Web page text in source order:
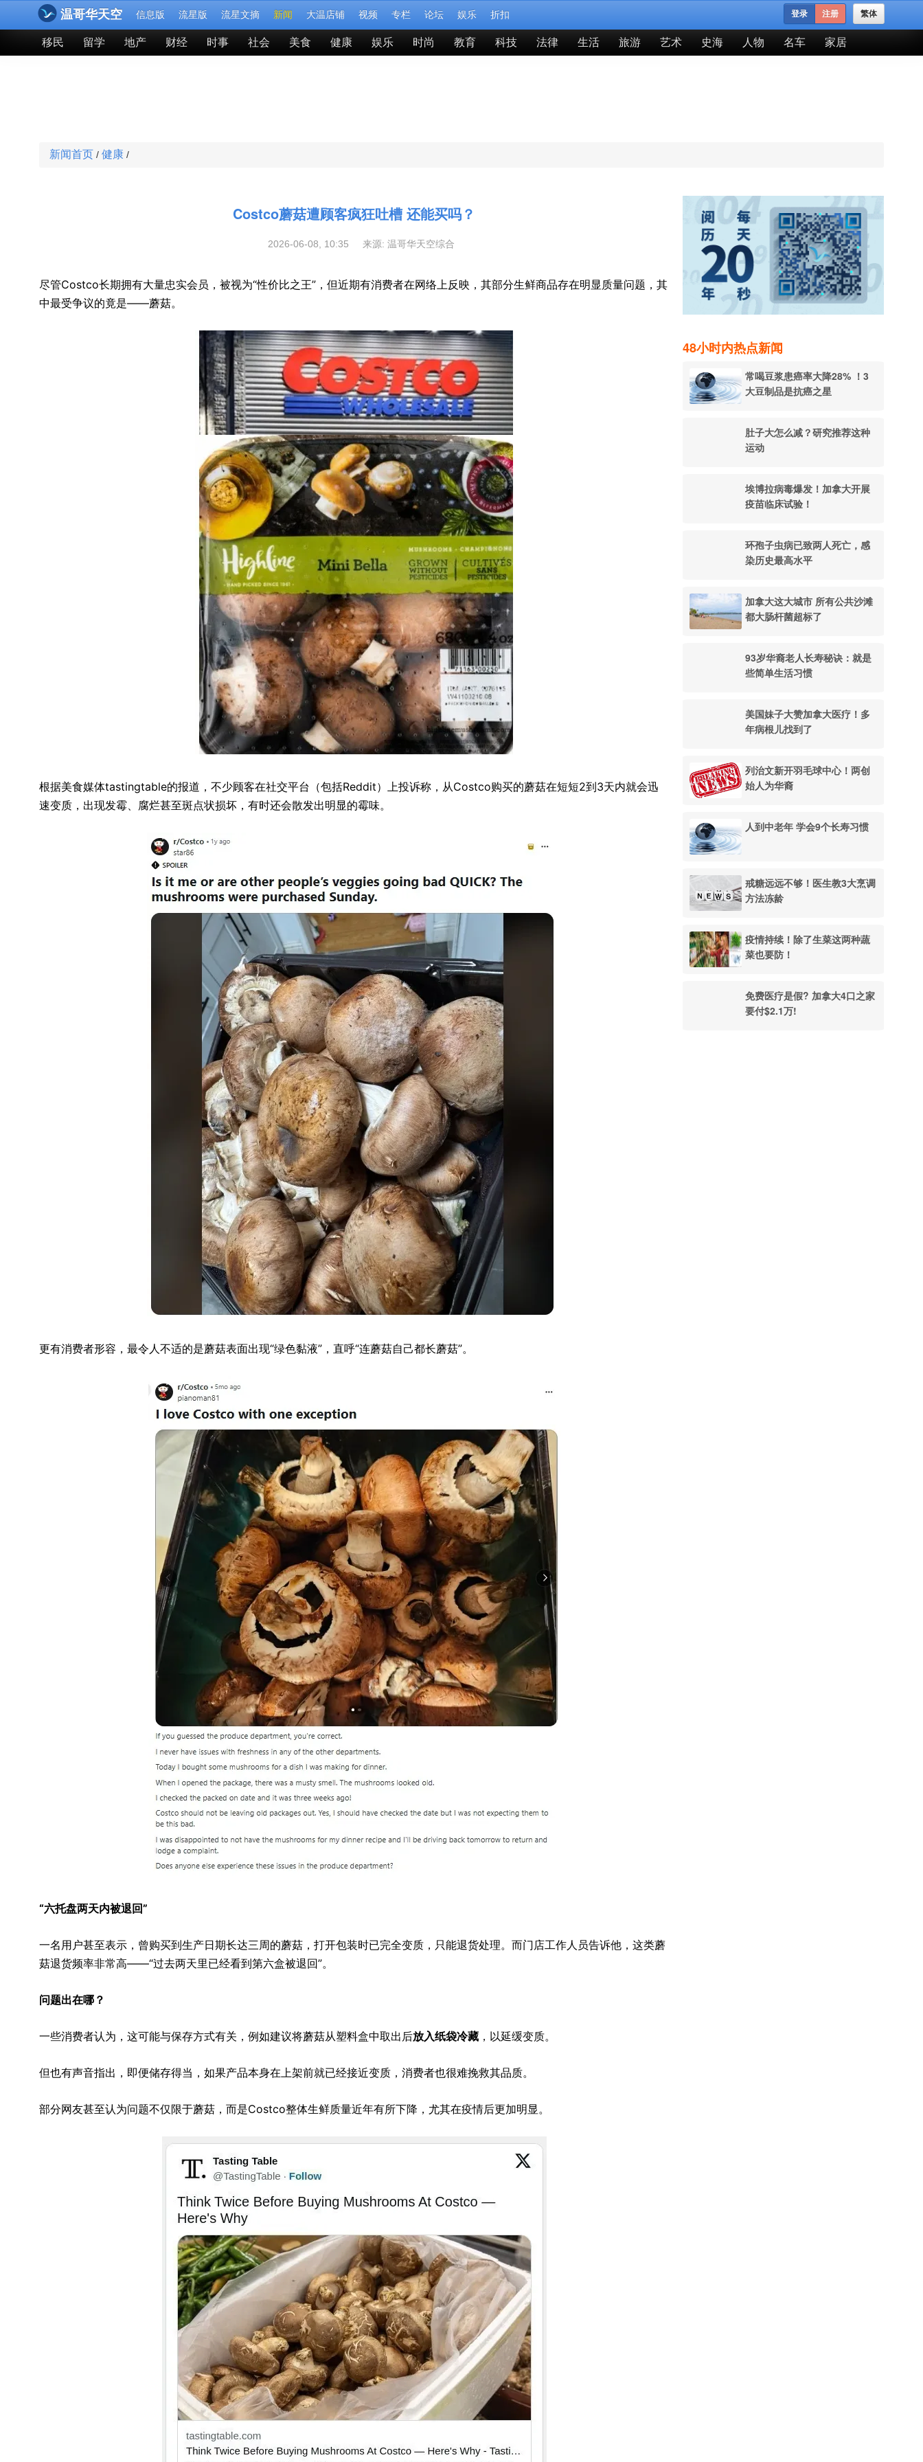
温哥华天空 信息版 流星版 流星文摘 新闻 大温店铺 视频 专栏 论坛 娱乐 折扣 繁体
登录 注册
移民 留学 地产 财经 时事 社会 美食 健康 娱乐 时尚 教育 科技 法律 生活 旅游 艺术 史海 人物 名车 家居
新闻首页 / 健康 /
Costco蘑菇遭顾客疯狂吐槽 还能买吗？
2026-06-08, 10:35 来源: 温哥华天空综合
尽管Costco长期拥有大量忠实会员，被视为“性价比之王”，但近期有消费者在网络上反映，其部分生鲜商品存在明显质量问题，其
中最受争议的竟是——蘑菇。
根据美食媒体tastingtable的报道，不少顾客在社交平台（包括Reddit）上投诉称，从Costco购买的蘑菇在短短2到3天内就会迅
速变质，出现发霉、腐烂甚至斑点状损坏，有时还会散发出明显的霉味。
更有消费者形容，最令人不适的是蘑菇表面出现“绿色黏液”，直呼“连蘑菇自己都长蘑菇”。
“六托盘两天内被退回”
一名用户甚至表示，曾购买到生产日期长达三周的蘑菇，打开包装时已完全变质，只能退货处理。而门店工作人员告诉他，这类蘑
菇退货频率非常高——“过去两天里已经看到第六盒被退回”。
问题出在哪？
一些消费者认为，这可能与保存方式有关，例如建议将蘑菇从塑料盒中取出后放入纸袋冷藏 ，以延缓变质。
但也有声音指出，即便储存得当，如果产品本身在上架前就已经接近变质，消费者也很难挽救其品质。
部分网友甚至认为问题不仅限于蘑菇，而是Costco整体生鲜质量近年有所下降，尤其在疫情后更加明显。
48小时内热点新闻
常喝豆浆患癌率大降28% ！3
大豆制品是抗癌之星
肚子大怎么减？研究推荐这种
运动
埃博拉病毒爆发！加拿大开展
疫苗临床试验！
环孢子虫病已致两人死亡，感
染历史最高水平
加拿大这大城市 所有公共沙滩
都大肠杆菌超标了
93岁华裔老人长寿秘诀：就是
些简单生活习惯
美国妹子大赞加拿大医疗！多
年病根儿找到了
列治文新开羽毛球中心！两创
始人为华裔
人到中老年 学会9个长寿习惯
戒糖远远不够！医生教3大烹调
方法冻龄
疫情持续！除了生菜这两种蔬
菜也要防！
免费医疗是假? 加拿大4口之家
要付$2.1万!